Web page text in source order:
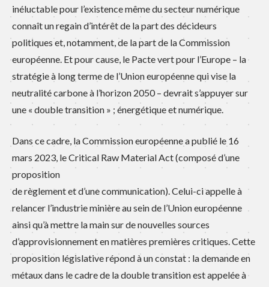
inéluctable pour l’existence même du secteur numérique
connaît un regain d’intérêt de la part des décideurs
politiques et, notamment, de la part de la Commission
européenne. Et pour cause, le Pacte vert pour l’Europe – la
stratégie à long terme de l’Union européenne qui vise la
neutralité carbone à l’horizon 2050 – devrait s’appuyer sur
une « double transition » ; énergétique et numérique.
Dans ce cadre, la Commission européenne a publié le 16
mars 2023, le Critical Raw Material Act (composé d’une
proposition
de règlement et d’une communication). Celui-ci appelle à
relancer l’industrie minière au sein de l’Union européenne
ainsi qu’à mettre la main sur de nouvelles sources
d’approvisionnement en matières premières critiques. Cette
proposition législative répond à un constat : la demande en
métaux dans le cadre de la double transition est appelée à